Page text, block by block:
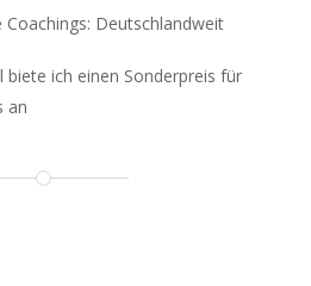
Coachings: Deutschlandweit
biete ich einen Sonderpreis für
an